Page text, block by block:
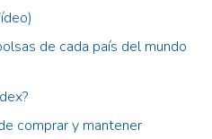
de cada país del mundo
comprar y mantener